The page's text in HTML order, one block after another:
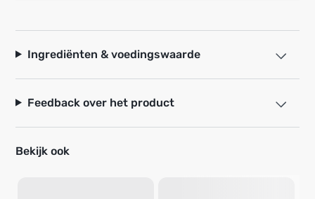
Ingrediënten & voedingswaarde
Feedback over het product
Bekijk ook